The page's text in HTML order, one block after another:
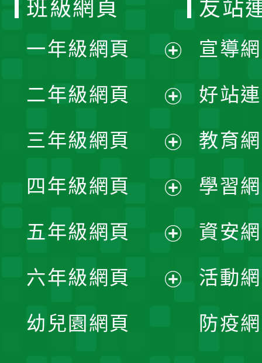
班級網頁
一年級網頁
開
選
單
二年級網頁
開
選
單
三年級網頁
開
選
單
四年級網頁
開
選
五年級網頁
開
六年級網頁
幼兒園網頁
友站
宣導
好站
教育
學習
資安
活動
防疫